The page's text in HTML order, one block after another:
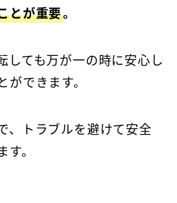
とが重要。
しても万が一の時に安心し
できます。
、トラブルを避けて安全
。